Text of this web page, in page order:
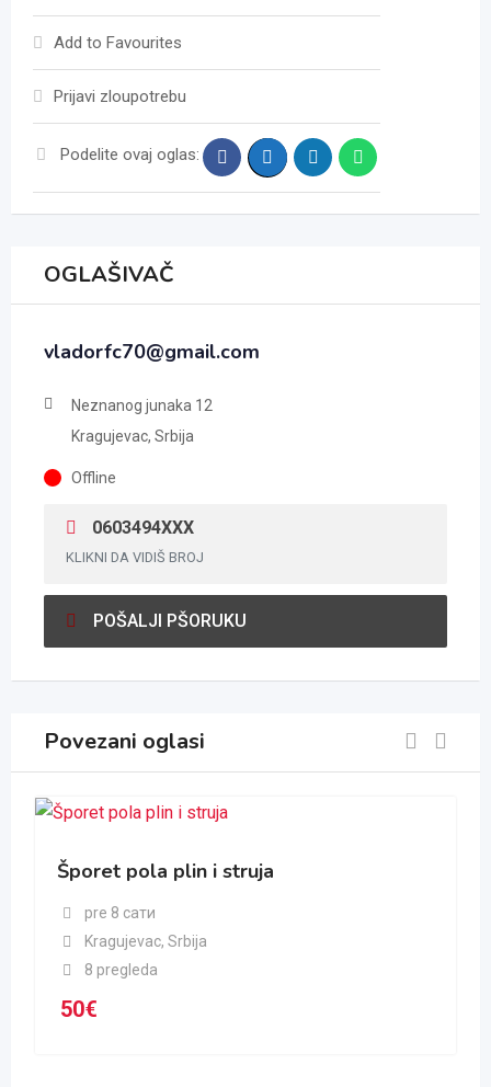
Add to Favourites
Prijavi zloupotrebu
Podelite ovaj oglas:
OGLAŠIVAČ
vladorfc70@gmail.com
Neznanog junaka 12
Kragujevac, Srbija
Offline
0603494XXX
KLIKNI DA VIDIŠ BROJ
POŠALJI PŠORUKU
Povezani oglasi
Šporet pola plin i struja
pre 8 сати
Kragujevac, Srbija
8 pregleda
50€